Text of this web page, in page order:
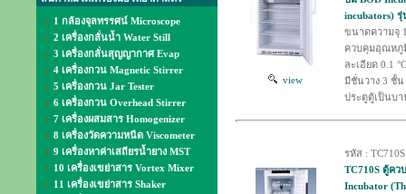
1 กล้องจุลทรรศน์ Microscope
2 เครื่องกลั่นน้ำ Water Still
3 เครื่องกลั่นสุญญากาศ Evap
4 เครื่องกวน Magnetic Stirrer
5 เครื่องกวน Jar Tester
6 เครื่องกวน Overhead Stirrer
7 เครื่องผสมสาร Homogenizer
8 เครื่องวัดความหนืด Viscometer
9 เครื่องหาค่าเสถียรน้ำยาง MST
10 เครื่องเขย่าสาร Vortex Mixer
11 เครื่องเขย่าสาร Shaker
view
incubators) รุ่
ขนาดความจุ
ควบคุมอุณหภูมิ
ละเอียด 0.1 °C
มีชั่นวาง 3 ชั้น
ประตูตู้เป็นบ
รหัส : TC710S
TC710S ตู้ค
Incubator